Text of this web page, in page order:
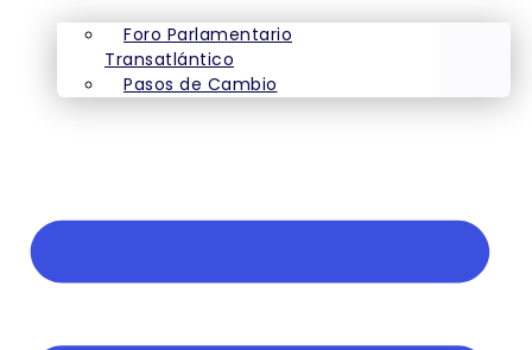
Foro Parlamentario
Transatlántico
Pasos de Cambio